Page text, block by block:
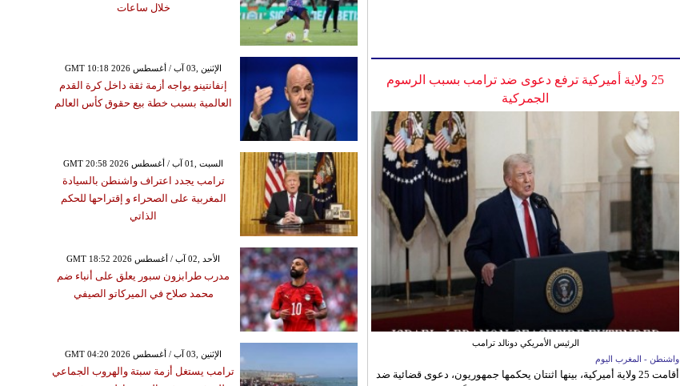
25 ولاية أميركية ترفع دعوى ضد ترامب بسبب الرسوم
الجمركية
الرئيس الأمريكي دونالد ترامب
واشنطن - المغرب اليوم
أقامت 25 ولاية أميركية، بينها اثنتان يحكمها جمهوريون، دعوى قضائية ضد
خلال ساعات
GMT 10:18 2026 الإثنين ,03 آب / أغسطس
إنفانتينو يواجه أزمة ثقة داخل كرة القدم
العالمية بسبب خطة بيع حقوق كأس العالم
GMT 20:58 2026 السبت ,01 آب / أغسطس
ترامب يجدد اعتراف واشنطن بالسيادة
المغربية على الصحراء و إقتراحها للحكم
الذاتي
GMT 18:52 2026 الأحد ,02 آب / أغسطس
مدرب طرابزون سبور يعلق على أنباء ضم
محمد صلاح في الميركاتو الصيفي
GMT 04:20 2026 الإثنين ,03 آب / أغسطس
ترامب يستغل أزمة سبتة والهروب الجماعي